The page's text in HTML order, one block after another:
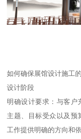
如何确保展馆设计施工
设计阶段
明确设计要求：与客户
主题、目标受众以及预
工作提供明确的方向和依